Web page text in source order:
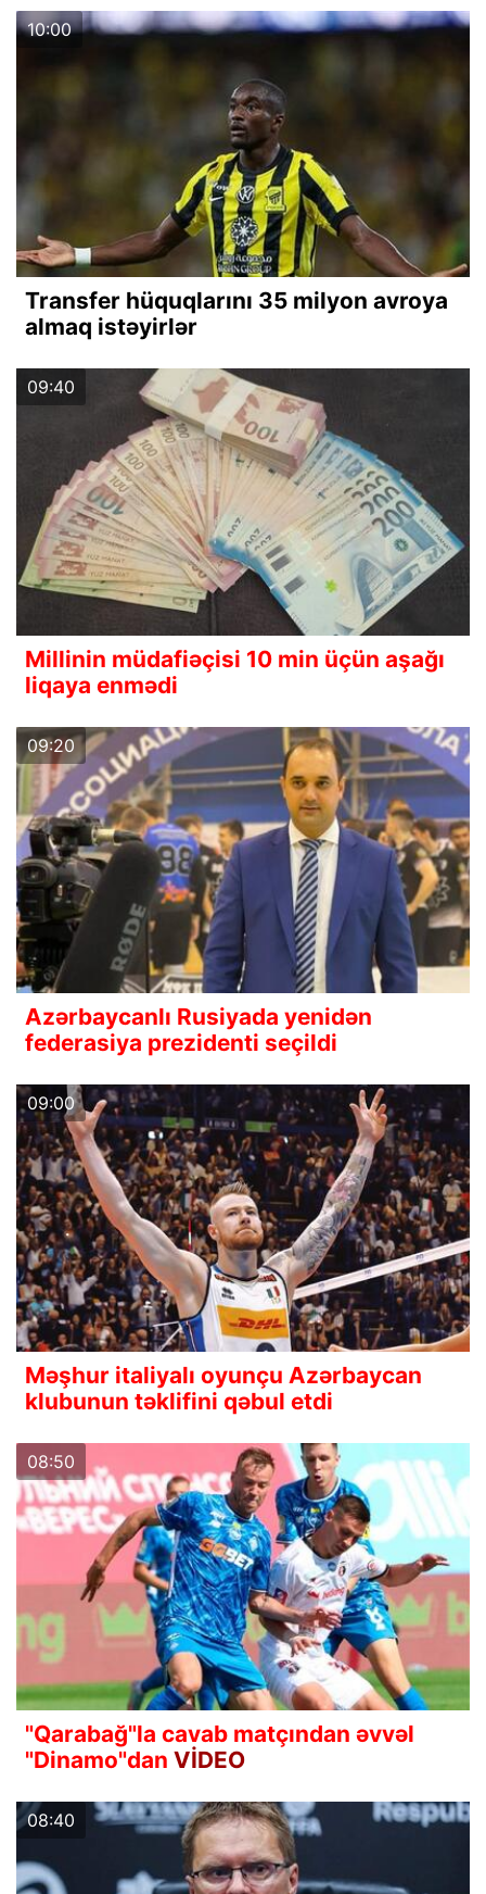
10:00
Transfer hüquqlarını 35 milyon avroya
almaq istəyirlər
09:40
Millinin müdafiəçisi 10 min üçün aşağı
liqaya enmədi
09:20
Azərbaycanlı Rusiyada yenidən
federasiya prezidenti seçildi
09:00
Məşhur italiyalı oyunçu Azərbaycan
klubunun təklifini qəbul etdi
08:50
"Qarabağ"la cavab matçından əvvəl
"Dinamo"dan VİDEO
08:40